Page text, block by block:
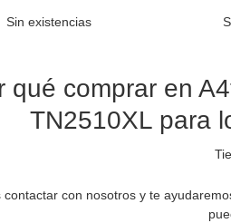
Sin existencias
qué comprar en
TN2510XL para
contactar con nosotros y te